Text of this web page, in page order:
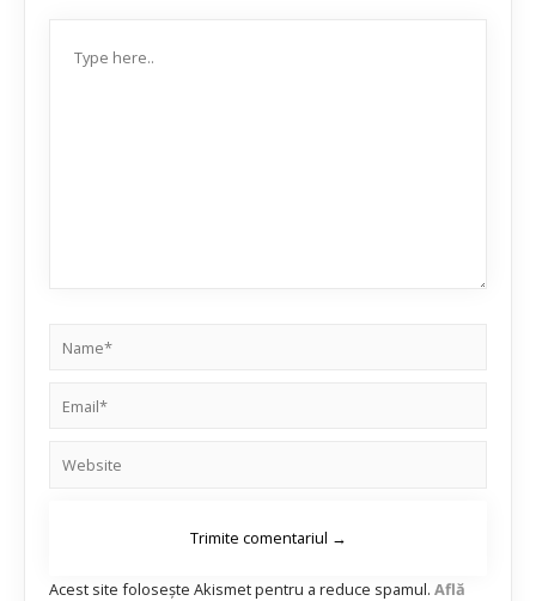
Acest site folosește Akismet pentru a reduce spamul. Află